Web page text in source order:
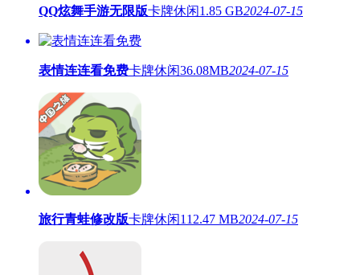
QQ炫舞手游无限版卡牌休闲1.85 GB2024-07-15
表情连连看免费卡牌休闲36.08MB2024-07-15
旅行青蛙修改版卡牌休闲112.47 MB2024-07-15